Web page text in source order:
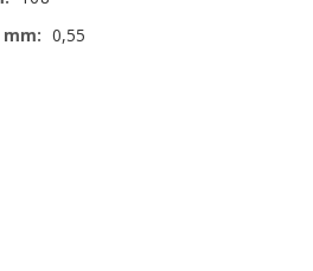
0,55